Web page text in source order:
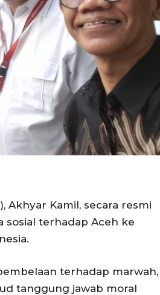
Akhyar Kamil, secara resmi
sosial terhadap Aceh ke
terhadap marwah,
tanggung jawab moral